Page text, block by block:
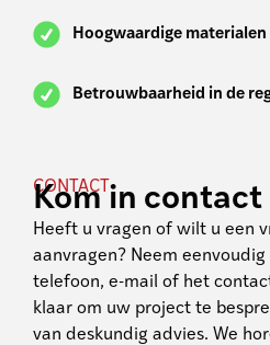
Hoogwaardige materialen
Betrouwbaarheid in de
CONTACT
Kom in contact
Heeft u vragen of wilt u een
aanvragen? Neem
telefoon, e-mail of het
klaar om uw project te
van deskundig advies. We